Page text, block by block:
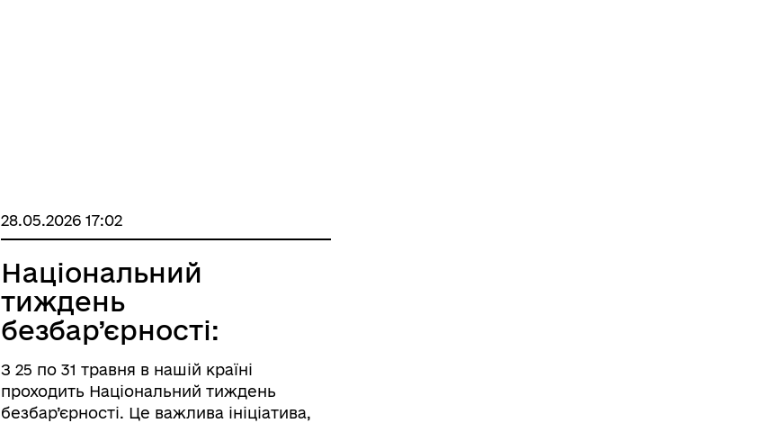
28.05.2026 17:02
Національний
тиждень
безбар’єрності:
соціальні послуги
для маломобільних
жителів Іллінецької
З 25 по 31 травня в нашій країні
проходить Національний тиждень
безбар’єрності. Це важлива ініціатива,